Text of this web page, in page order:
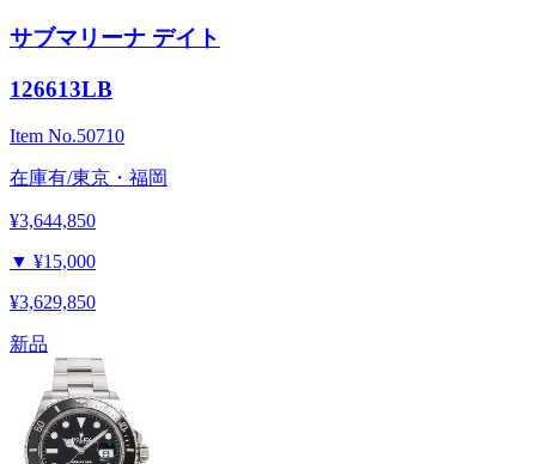
サブマリーナ デイト
126613LB
Item No.50710
在庫有/東京・福岡
¥3,644,850
▼ ¥15,000
¥3,629,850
新品